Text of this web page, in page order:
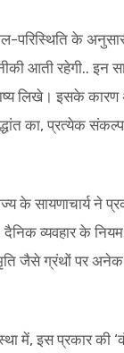
परिस्थिति के
आती रहेगी.. इन
लिखे। इसके
का, प्रत्येक
के सायणाचार्य ने
व्यवहार के
स्मृति जैसे ग्रंथों पर
में, इस प्रकार